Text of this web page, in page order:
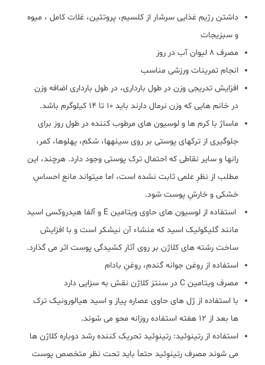
داشتن رژیم غذایی سرشار از کلسیم، پروتئین، غلات کامل ، میوه
و سبزیجات
مصرف 8 لیوان آب در روز
انجام تمرینات ورزشی مناسب
افزایش تدریجی وزن در طول بارداری، در طول بارداری اضافه وزن
در خانم هایی که وزن نرمال دارند باید 10 تا 14 کیلوگرم باشد.
ماساژ با کرم ها و لوسیون های مرطوب کننده در طول روز برای
جلوگیری از ترک‎های پوستی بر روی سینه‎ها، شکم، پهلوها، کمر،
ران‎ها و سایر نقاطی که احتمال ترک پوستی وجود دارد. هرچند، این
مطلب از نظرِ علمی ثابت نشده است، اما می‎تواند مانع احساسِ
خشکی و خارشِ پوست شود.
استفاده از لوسیون های حاوی ویتامین E و آلفا هیدروکسی اسید
مانند گلیکولیک اسید که منشاء آن نیشکر است و با افزایش
ساخت رشته های کلاژن بر روی آثار کشیدگی پوست اثر می گذارد.
استفاده از روغن جوانه گندم، روغنِ بادام
مصرف ویتامین C در سنتز کلاژن نقش به سزایی دارد
با استفاده از ژل های حاوی عصاره پیاز و اسید هیالورونیک ترک
ها بعد از 12 هفته استفاده روزانه محو می شوند.
استفاده از رتینوئید: رتینوِئید تحریک کننده رشد دوباره کلاژن ها
می شوند مصرف رتینوِئید حتماَ باید تحت نظر متخصص پوست